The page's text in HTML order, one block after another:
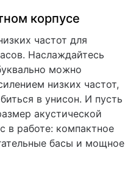
корпусе
частот для
Наслаждайтесь
можно
низких частот,
в унисон. И пусть
акустической
в работе: компактное
басы и мощное